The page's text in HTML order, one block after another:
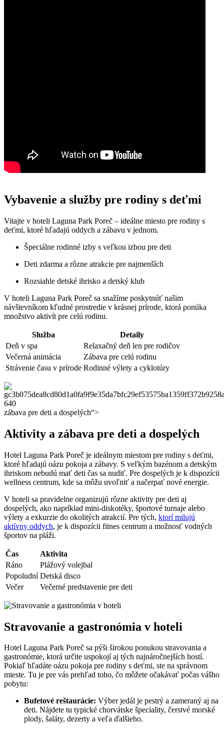
Vybavenie a služby pre rodiny s deťmi
Vitajte v hoteli Laguna Park Poreč – ideálne miesto pre rodiny s
deťmi, ktoré hľadajú oddych a zábavu v jednom.
Špeciálne rodinné izby s veľkou izbou pre deti
Deti zdarma a rôzne atrakcie pre najmenších
Rozsiahle detské ihrisko a detský klub
V hoteli Laguna Park Poreč sa snažíme poskytnúť našim
návštevníkom kľudné prostredie v krásnej prírode, ktorá ponúka
množstvo aktivít pre celú rodinu.
Služba
Detaily
Deň v spa
Relaxačný deň len pre rodičov
Večerná animácia
Zábava pre celú rodinu
Strávenie času v prírode Rodinné výlety a cyklotúry
zábava pre deti a dospelých“>
Aktivity a zábava pre deti a dospelých
Hotel Laguna Park Poreč je ideálnym miestom pre rodiny s deťmi,
ktoré hľadajú oázu pokoja a zábavy. S veľkým bazénom a detským
ihriskom nebudú mať deti čas sa nudiť. Pre dospelých je k dispozícii
wellness centrum, kde sa môžu uvoľniť a načerpať nové energie.
V hoteli sa pravidelne organizujú rôzne aktivity pre deti aj
dospelých, ako napríklad mini-diskotéky, športové turnaje alebo
výlety a exkurzie do okolitých atrakcií. Pre tých, ktorí milujú
aktívny oddych, je k dispozícii fitnes centrum a možnosť vodných
športov na pláži.
Čas
Aktivita
Ráno
Plážový volejbal
Popoludní Detská disco
Večer
Večerné predstavenie pre deti
Stravovanie a gastronómia v hoteli
Hotel Laguna Park Poreč sa pýši širokou ponukou stravovania a
gastronómie, ktorá určite uspokojí aj tých najnáročnejších hostí.
Pokiaľ hľadáte oázu pokoja pre rodiny s deťmi, ste na správnom
mieste. Tu je pre vás prehľad toho, čo môžete očakávať počas vášho
pobytu:
Bufetové reštaurácie: Výber jedál je pestrý a zameraný aj na
deti. Nájdete tu typické chorvátske špeciality, čerstvé morské
plody, šaláty, dezerty a veľa ďalšieho.